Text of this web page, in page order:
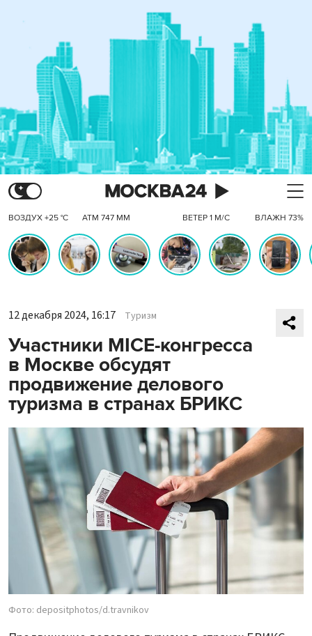
ВОЗДУХ +25 °C АТМ 747 ММ ВЕТЕР 1 М/С ВЛАЖН 73%
12 декабря 2024, 16:17 Туризм
Участники MICE-конгресса
в Москве обсудят
продвижение делового
туризма в странах БРИКС
Фото: depositphotos/d.travnikov